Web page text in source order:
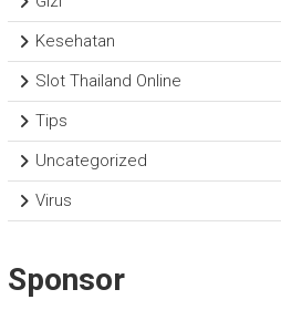
Kesehatan
Slot Thailand Online
Tips
Uncategorized
Virus
Sponsor